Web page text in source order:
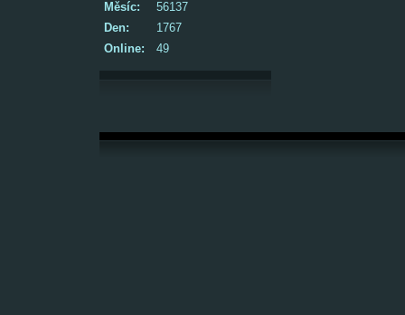
Online: 49
Měsíc:
56137
Den:
1767